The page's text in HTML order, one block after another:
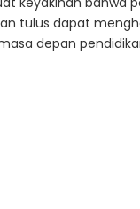
tulus dapat
depan